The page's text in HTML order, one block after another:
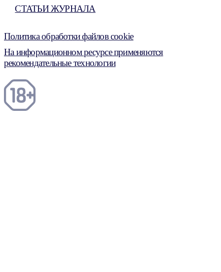
СТАТЬИ ЖУРНАЛА
Политика обработки файлов cookie
На информационном ресурсе применяются
рекомендательные технологии